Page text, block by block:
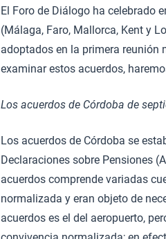
El Foro de Diálogo ha celebrado
(Málaga, Faro, Mallorca, Kent y
adoptados en la primera reunión
examinar estos acuerdos,
Los acuerdos de Córdoba de
Los acuerdos de Córdoba se
Declaraciones sobre Pensiones
acuerdos comprende variadas
normalizada y eran objeto de
acuerdos es el del aeropuerto,